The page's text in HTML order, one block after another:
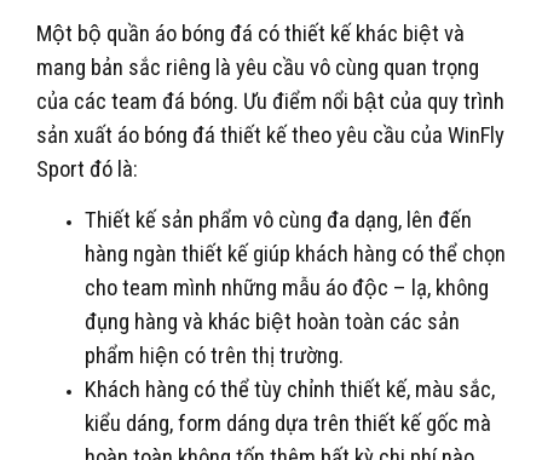
Một bộ quần áo bóng đá có thiết kế khác biệt và
mang bản sắc riêng là yêu cầu vô cùng quan trọng
của các team đá bóng. Ưu điểm nổi bật của quy trình
sản xuất áo bóng đá thiết kế theo yêu cầu của WinFly
Sport đó là:
Thiết kế sản phẩm vô cùng đa dạng, lên đến
hàng ngàn thiết kế giúp khách hàng có thể chọn
cho team mình những mẫu áo độc – lạ, không
đụng hàng và khác biệt hoàn toàn các sản
phẩm hiện có trên thị trường.
Khách hàng có thể tùy chỉnh thiết kế, màu sắc,
kiểu dáng, form dáng dựa trên thiết kế gốc mà